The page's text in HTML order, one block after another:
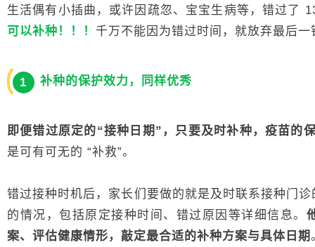
生活偶有小插曲，或许因疏忽、宝宝生病等，错过了
可以补种！！！ 千万不能因为错过时间，就放弃最后一
1 补种的保护效力，同样优秀
即便错过原定的“接种日期”，只要及时补种，疫苗的
是可有可无的 “补救”。
错过接种时机后，家长们要做的就是及时联系接种门
的情况，包括原定接种时间、错过原因等详细信息。
案、评估健康情形，敲定最合适的补种方案与具体日期